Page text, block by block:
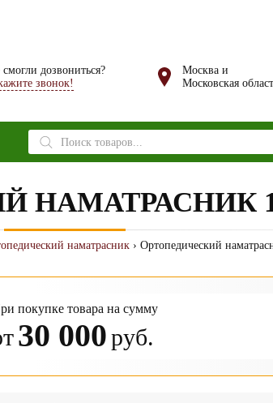
дозвониться?
звонок!
Москва и
Московская
Поиск
товаров
НАМАТРАСНИК
наматрасник› Ортопедический
покупке товара на сумму
30 000руб.